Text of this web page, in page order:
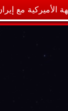
الأميركية مع